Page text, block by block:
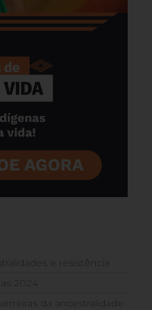
e resistência
2024
da ancestralidade